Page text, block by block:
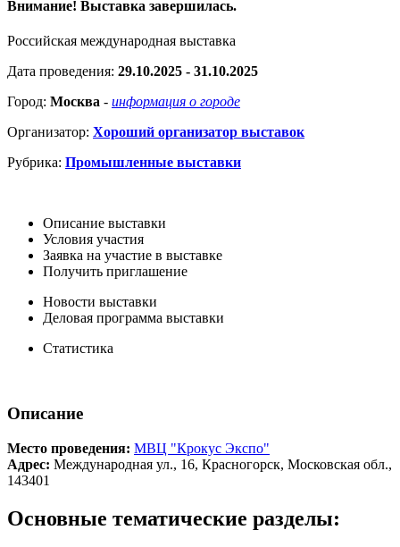
Внимание! Выставка завершилась.
Российская международная выставка
Дата проведения: 29.10.2025 - 31.10.2025
Город: Москва - информация о городе
Организатор: Хороший организатор выставок
Рубрика: Промышленные выставки
Описание выставки
Условия участия
Заявка на участие в выставке
Получить приглашение
Новости выставки
Деловая программа выставки
Статистика
Описание
Место проведения: МВЦ "Крокус Экспо"
Адрес: Международная ул., 16, Красногорск, Московская обл.,
143401
Основные тематические разделы: